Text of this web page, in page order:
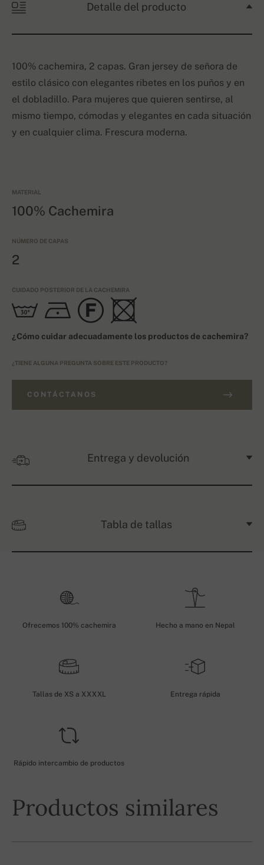
Detalle del producto
100% cachemira, 2 capas. Gran jersey de señora de
estilo clásico con elegantes ribetes en los puños y en
el dobladillo. Para mujeres que quieren sentirse, al
mismo tiempo, cómodas y elegantes en cada situación
y en cualquier clima. Frescura moderna.
MATERIAL
100% Cachemira
NÚMERO DE CAPAS
2
CUIDADO POSTERIOR DE LA CACHEMIRA
¿Cómo cuidar adecuadamente los productos de cachemira?
¿TIENE ALGUNA PREGUNTA SOBRE ESTE PRODUCTO?
CONTÁCTANOS
Entrega y devolución
Tabla de tallas
Ofrecemos 100% cachemira Hecho a mano en Nepal
Tallas de XS a XXXXL Entrega rápida
Rápido intercambio de productos
Productos similares